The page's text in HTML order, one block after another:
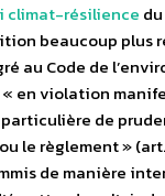
climat-résilience
beaucoup plus
au Code de
en violation
de
le règlement » (art.
de manière